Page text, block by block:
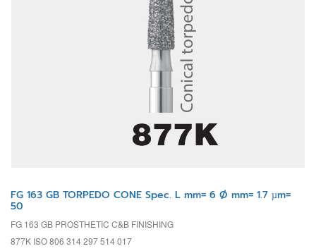
FG 163 GB TORPEDO CONE Spec. L mm= 6 Ø mm= 1.7 µm=
50
FG 163 GB PROSTHETIC C&B FINISHING
877K ISO 806 314 297 514 017